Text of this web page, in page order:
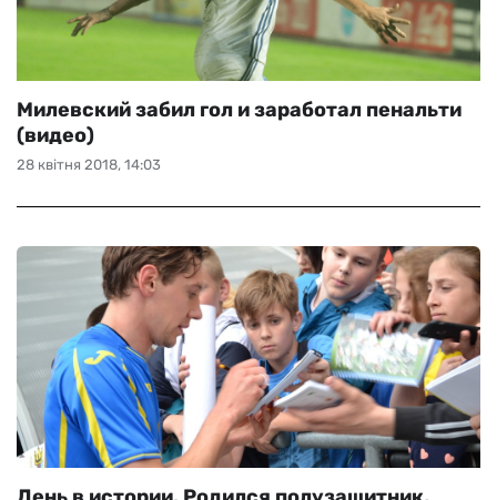
28 квітня 2018, 14:03
Милевский забил гол и заработал пенальти
(видео)